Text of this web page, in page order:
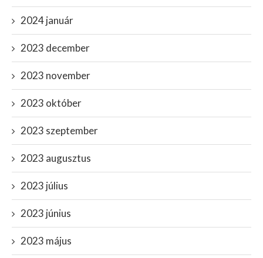
2024 január
2023 december
2023 november
2023 október
2023 szeptember
2023 augusztus
2023 július
2023 június
2023 május